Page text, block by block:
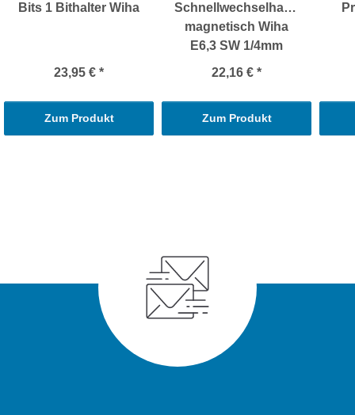
Bits 1 Bithalter Wiha
23,95 € *
Zum Produkt
Schnellwechselhalter
magnetisch Wiha
E6,3 SW 1/4mm
22,16 € *
Zum Produkt